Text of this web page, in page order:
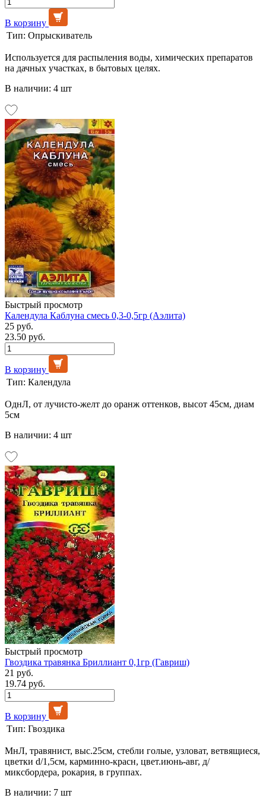
В корзину
Тип: Опрыскиватель
Используется для распыления воды, химических препаратов
на дачных участках, в бытовых целях.
В наличии: 4 шт
Быстрый просмотр
Календула Каблуна смесь 0,3-0,5гр (Аэлита)
25 руб.
23.50 руб.
В корзину
Тип: Календула
ОднЛ, от лучисто-желт до оранж оттенков, высот 45см, диам
5см
В наличии: 4 шт
Быстрый просмотр
Гвоздика травянка Бриллиант 0,1гр (Гавриш)
21 руб.
19.74 руб.
В корзину
Тип: Гвоздика
МнЛ, травянист, выс.25см, стебли голые, узловат, ветвящиеся,
цветки d/1,5см, карминно-красн, цвет.июнь-авг, д/
миксбордера, рокария, в группах.
В наличии: 7 шт